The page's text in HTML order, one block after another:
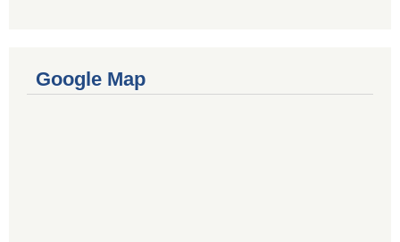
Google Map